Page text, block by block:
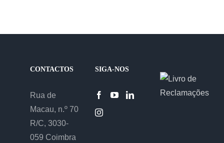
CONTACTOS
Rua de
Macau, n.º 70
R/C, 3030-
059 Coimbra
SIGA-NOS